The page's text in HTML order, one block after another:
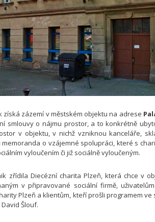
získá zázemí v městském objektu na adrese
smlouvy o nájmu prostor, a to konkrétně
v objektu, v nichž vzniknou kanceláře,
o vzájemné spolupráci, které s
vyloučením či již sociálně vyloučeným.
zřídila Diecézní charita Plzeň, která chce v
v připravované sociální firmě,
Plzeň a klientům, kteří prošli programem
Šlouf.